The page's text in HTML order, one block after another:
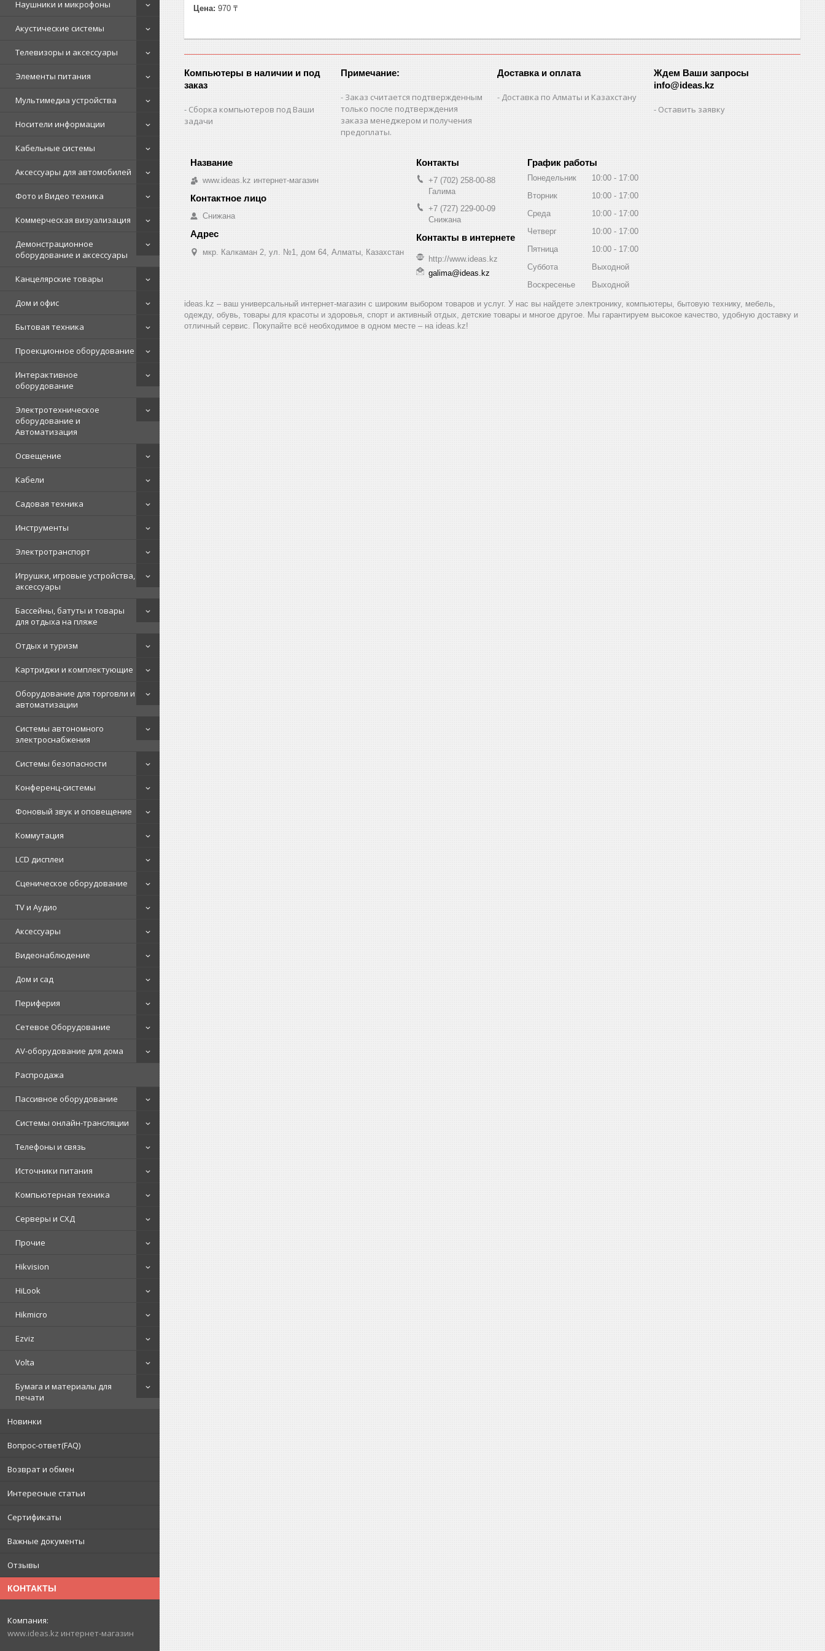
Наушники и микрофоны
Акустические системы
Телевизоры и аксессуары
Элементы питания
Мультимедиа устройства
Носители информации
Кабельные системы
Аксессуары для автомобилей
Фото и Видео техника
Коммерческая визуализация
Демонстрационное
оборудование и аксессуары
Канцелярские товары
Дом и офис
Бытовая техника
Проекционное оборудование
Интерактивное
оборудование
Электротехническое
оборудование и
Автоматизация
Освещение
Кабели
Садовая техника
Инструменты
Электротранспорт
Игрушки, игровые устройства,
аксессуары
Бассейны, батуты и товары
для отдыха на пляже
Отдых и туризм
Картриджи и комплектующие
Оборудование для торговли и
автоматизации
Системы автономного
электроснабжения
Системы безопасности
Конференц-системы
Фоновый звук и оповещение
Коммутация
LCD дисплеи
Сценическое оборудование
TV и Аудио
Аксессуары
Видеонаблюдение
Дом и сад
Периферия
Сетевое Оборудование
AV-оборудование для дома
Распродажа
Пассивное оборудование
Системы онлайн-трансляции
Телефоны и связь
Источники питания
Компьютерная техника
Серверы и СХД
Прочие
Hikvision
HiLook
Hikmicro
Ezviz
Volta
Бумага и материалы для
печати
Новинки
Вопрос-ответ(FAQ)
Возврат и обмен
Интересные статьи
Сертификаты
Важные документы
Отзывы
КОНТАКТЫ
www.ideas.kz интернет-магазин
Цена: 970 ₸
Компьютеры в наличии и под
заказ
Сборка компьютеров под Ваши
задачи
Примечание:
Заказ считается подтвержденным
только после подтверждения
заказа менеджером и получения
предоплаты.
Доставка и оплата
Доставка по Алматы и Казахстану
Ждем Ваши запросы
info@ideas.kz
Оставить заявку
www.ideas.kz интернет-магазин
Снижана
мкр. Калкаман 2, ул. №1, дом 64, Алматы, Казахстан
+7 (702) 258-00-88
Галима
+7 (727) 229-00-09
Снижана
http://www.ideas.kz
galima@ideas.kz
График работы
Понедельник 10:00
17:00
Вторник
10:00
17:00
Среда
10:00
17:00
Четверг
10:00
17:00
Пятница
10:00
17:00
Суббота
Выходной
Воскресенье
Выходной
ideas.kz – ваш универсальный интернет-магазин с широким выбором товаров и услуг. У нас вы найдете электронику, компьютеры, бытовую технику, мебель,
одежду, обувь, товары для красоты и здоровья, спорт и активный отдых, детские товары и многое другое. Мы гарантируем высокое качество, удобную доставку и
отличный сервис. Покупайте всё необходимое в одном месте – на ideas.kz!